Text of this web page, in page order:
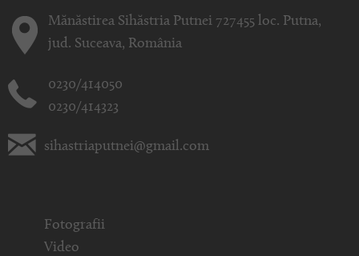
Mănăstirea Sihăstria Putnei 727455 loc. Putna,
jud. Suceava, România
0230/414050
0230/414323
sihastriaputnei@gmail.com
Fotografii
Video